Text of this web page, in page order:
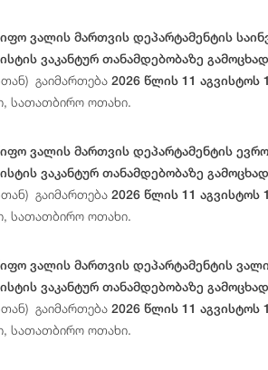
ვალის მართვის დეპარტამენტის
ვაკანტურ თანამდებობაზე
გაიმართება 2026 წლის 11 აგვისტოს
სათათბირო ოთახი.
ვალის მართვის დეპარტამენტის
ვაკანტურ თანამდებობაზე
გაიმართება 2026 წლის 11 აგვისტოს
სათათბირო ოთახი.
ვალის მართვის დეპარტამენტის
ვაკანტურ თანამდებობაზე
გაიმართება 2026 წლის 11 აგვისტოს
სათათბირო ოთახი.